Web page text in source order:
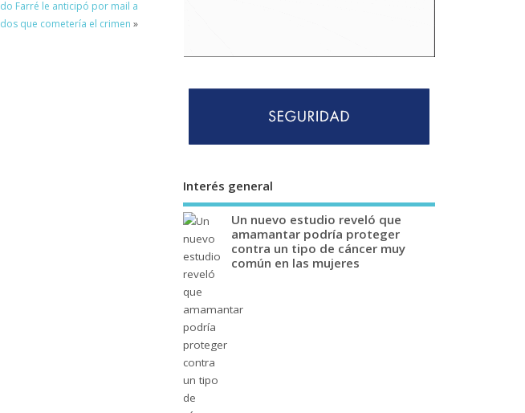
Farré le anticipó por mail a
que cometería el crimen »
Interés general
Un nuevo estudio reveló que
amamantar podría proteger
contra un tipo de cáncer muy
común en las mujeres